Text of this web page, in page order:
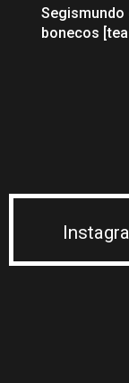
Segismundo
bonecos